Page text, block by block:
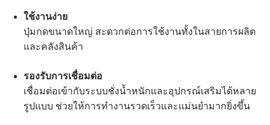
ใช้งานง่าย
ปุ่มกดขนาดใหญ่ สะดวกต่อการใช้งานทั้งในสายการผลิต
และคลังสินค้า
รองรับการเชื่อมต่อ
เชื่อมต่อเข้ากับระบบชั่งน้ำหนักและอุปกรณ์เสริมได้หลาย
รูปแบบ ช่วยให้การทำงานรวดเร็วและแม่นยำมากยิ่งขึ้น